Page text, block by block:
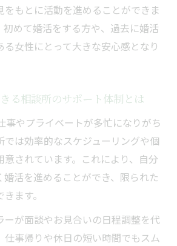
をもとに活動を進めることができま
初めて婚活をする方や、過去に婚活
女性にとって大きな安心感となり
る相談所のサポート体制とは
事やプライベートが多忙になりがち
では効率的なスケジューリングや個
意されています。これにより、自分
婚活を進めることができ、限られた
ます。
ーが面談やお見合いの日程調整を代
仕事帰りや休日の短い時間でもスム